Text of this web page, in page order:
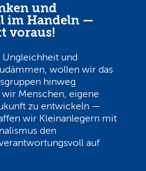
und
im Handeln —
voraus!
Ungleichheit und
wollen wir das
hinweg
Menschen, eigene
zu entwickeln —
wir Kleinanlegern mit
den
auf